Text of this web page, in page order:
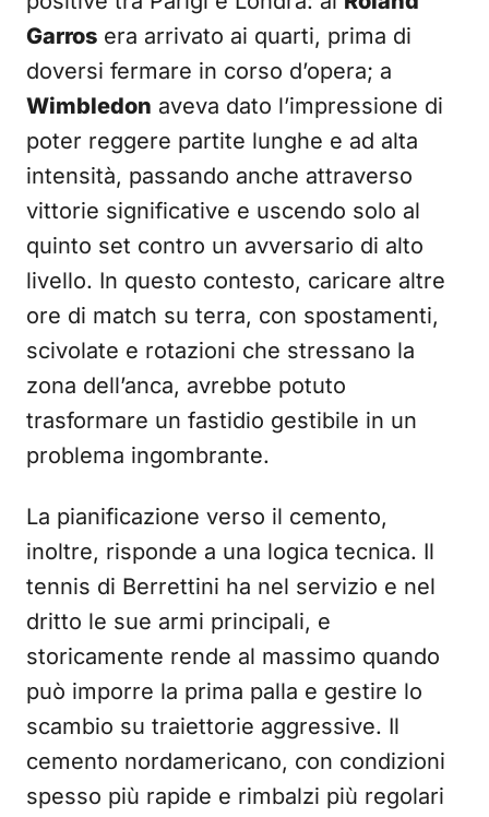
Garros era arrivato ai quarti, prima di
doversi fermare in corso d’opera; a
Wimbledon aveva dato l’impressione di
poter reggere partite lunghe e ad alta
intensità, passando anche attraverso
vittorie significative e uscendo solo al
quinto set contro un avversario di alto
livello. In questo contesto, caricare altre
ore di match su terra, con spostamenti,
scivolate e rotazioni che stressano la
zona dell’anca, avrebbe potuto
trasformare un fastidio gestibile in un
problema ingombrante.
La pianificazione verso il cemento,
inoltre, risponde a una logica tecnica. Il
tennis di Berrettini ha nel servizio e nel
dritto le sue armi principali, e
storicamente rende al massimo quando
può imporre la prima palla e gestire lo
scambio su traiettorie aggressive. Il
cemento nordamericano, con condizioni
spesso più rapide e rimbalzi più regolari